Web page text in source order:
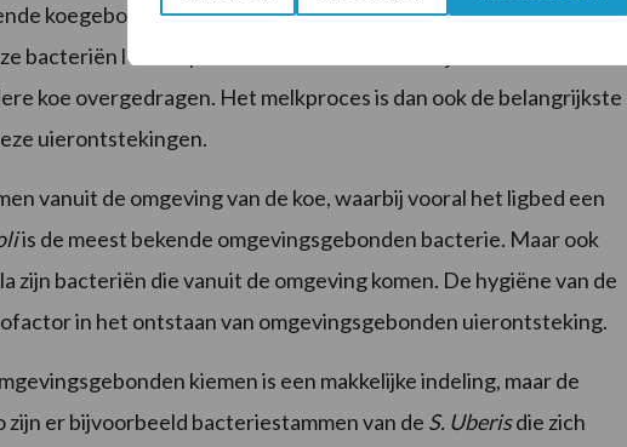
koegebonden kiemen zijn bijvoorbeeldStaphylococcus aureus
bacteriën leven op of in het uier en worden tijdens het
koe overgedragen. Het melkproces is dan ook de belangrijkste
uierontstekingen.
vanuit de omgeving van de koe, waarbij vooral het ligbed een
is de meest bekende omgevingsgebonden bacterie. Maar ook
zijn bacteriën die vanuit de omgeving komen. De hygiëne van de
in het ontstaan van omgevingsgebonden uierontsteking.
kiemen is een makkelijke indeling, maar de
er bijvoorbeeld bacteriestammen van de S. Uberisdie zich